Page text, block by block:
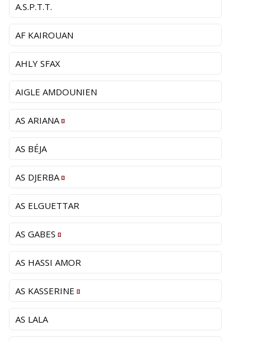
A.S.P.T.T.
AF KAIROUAN
AHLY SFAX
AIGLE AMDOUNIEN
AS ARIANA
AS BÉJA
AS DJERBA
AS ELGUETTAR
AS GABES
AS HASSI AMOR
AS KASSERINE
AS LALA